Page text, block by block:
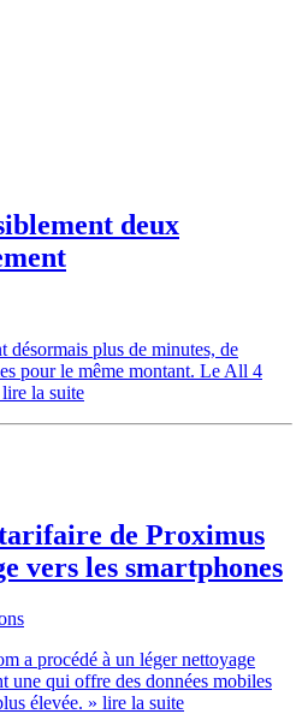
deux
désormais plus de minutes, de
pour le même montant. Le All 4
lire la suite
de Proximus
vers les smartphones
a procédé à un léger nettoyage
une qui offre des données mobiles
élevée. » lire la suite